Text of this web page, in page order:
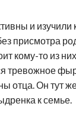
и изучили
присмотра
кому-то из
тревожное
отца. Он тут
к семье.